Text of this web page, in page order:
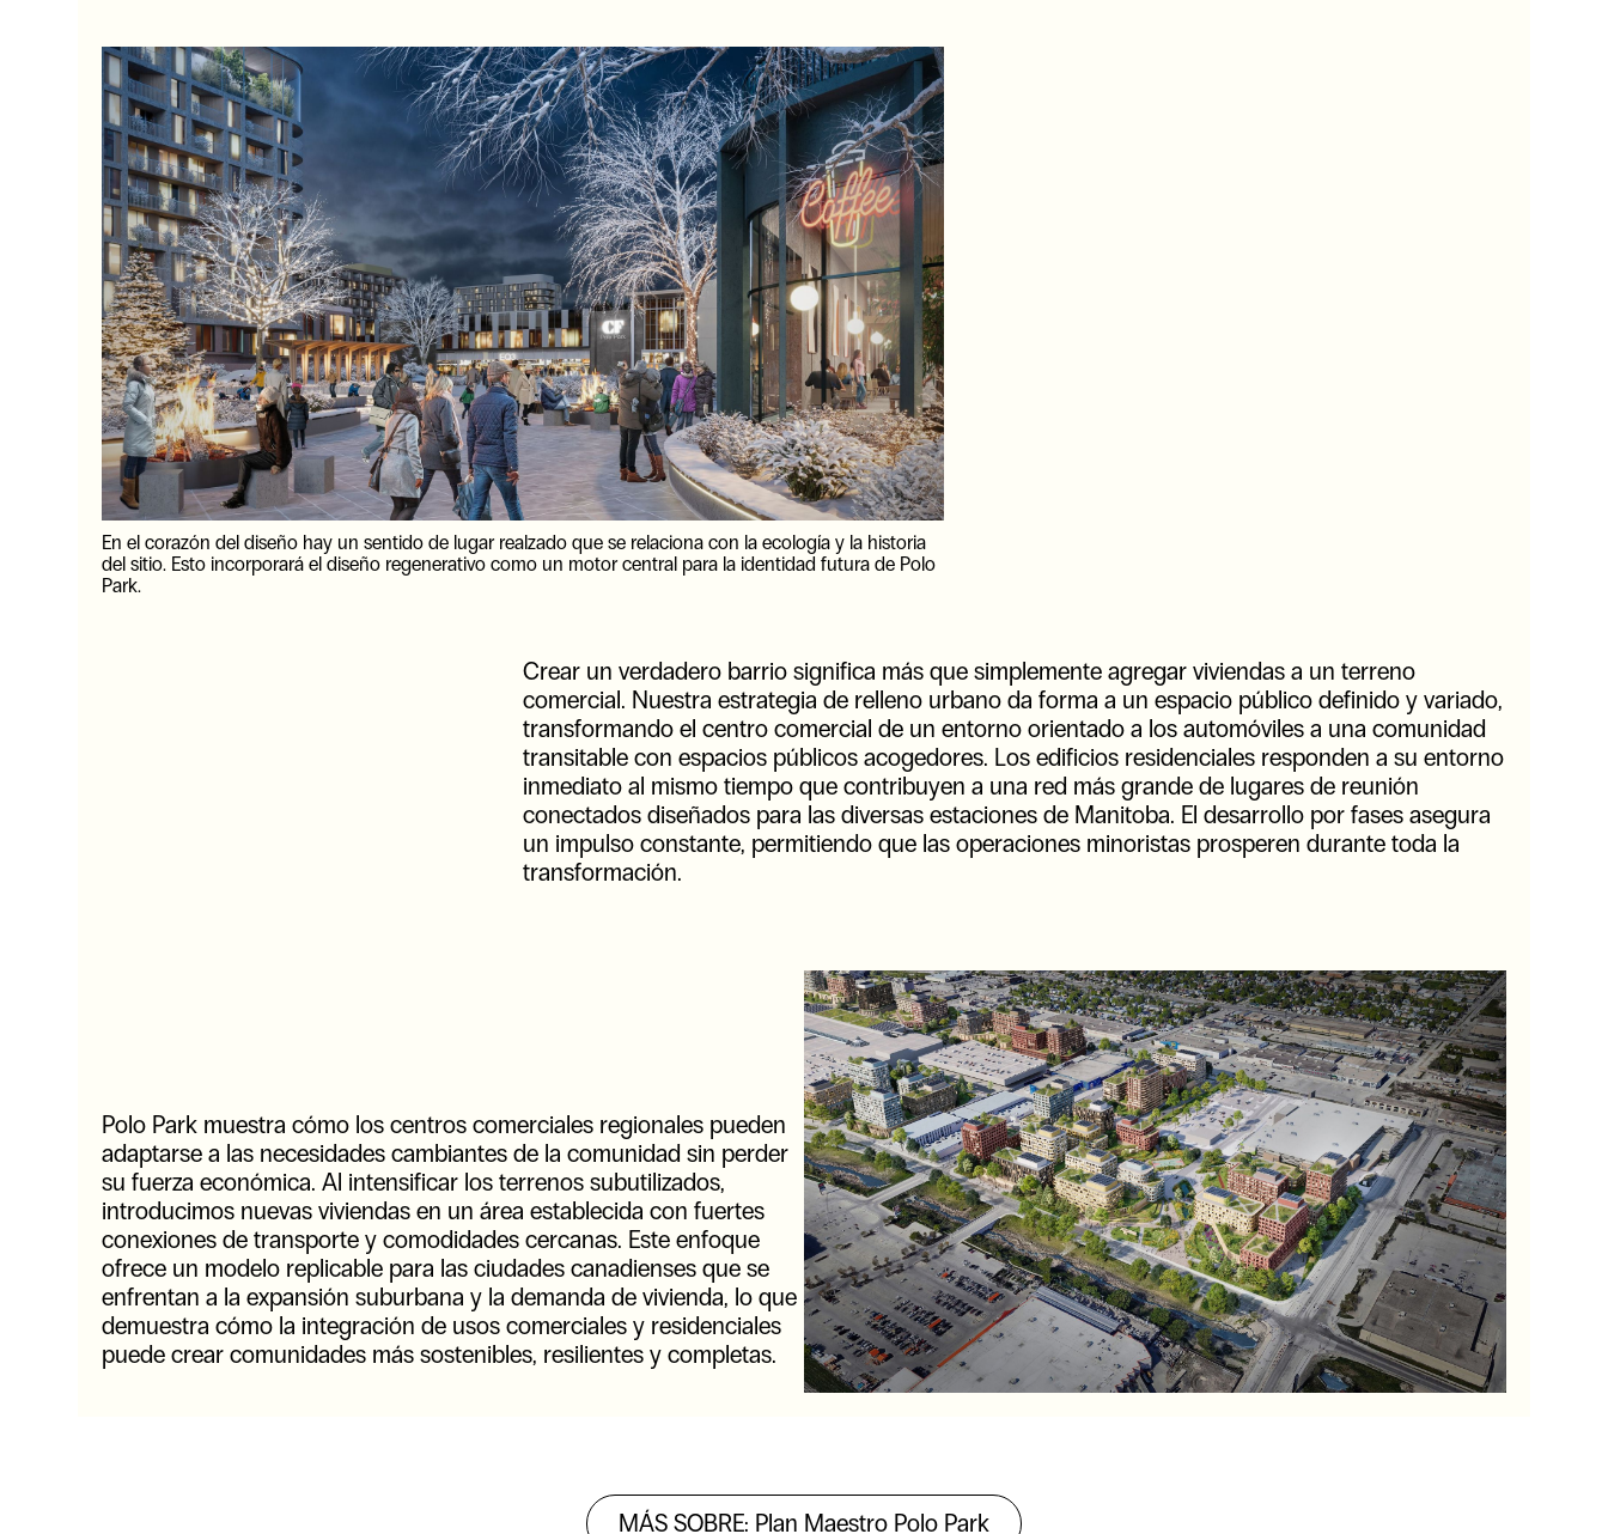
En el corazón del diseño hay un sentido de lugar realzado que se relaciona con la ecología y la historia
del sitio. Esto incorporará el diseño regenerativo como un motor central para la identidad futura de Polo
Park.
Crear un verdadero barrio significa más que simplemente agregar viviendas a un terreno
comercial. Nuestra estrategia de relleno urbano da forma a un espacio público definido y variado,
transformando el centro comercial de un entorno orientado a los automóviles a una comunidad
transitable con espacios públicos acogedores. Los edificios residenciales responden a su entorno
inmediato al mismo tiempo que contribuyen a una red más grande de lugares de reunión
conectados diseñados para las diversas estaciones de Manitoba. El desarrollo por fases asegura
un impulso constante, permitiendo que las operaciones minoristas prosperen durante toda la
transformación.
Polo Park muestra cómo los centros comerciales regionales pueden
adaptarse a las necesidades cambiantes de la comunidad sin perder
su fuerza económica. Al intensificar los terrenos subutilizados,
introducimos nuevas viviendas en un área establecida con fuertes
conexiones de transporte y comodidades cercanas. Este enfoque
ofrece un modelo replicable para las ciudades canadienses que se
enfrentan a la expansión suburbana y la demanda de vivienda, lo que
demuestra cómo la integración de usos comerciales y residenciales
puede crear comunidades más sostenibles, resilientes y completas.
MÁS SOBRE: Plan Maestro Polo Park